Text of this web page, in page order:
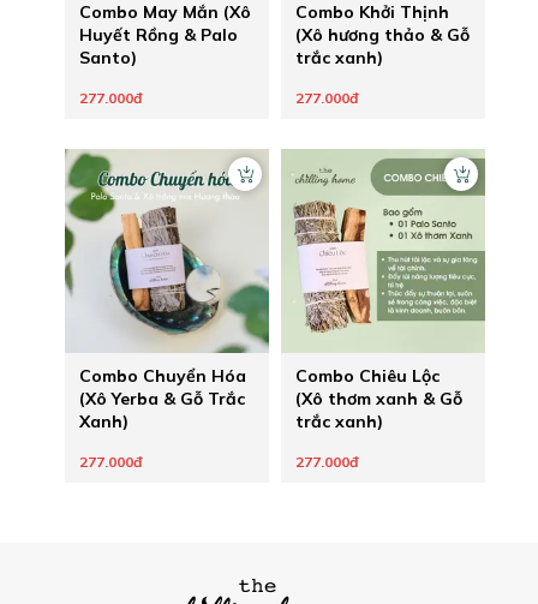
Combo May Mắn (Xô
Huyết Rồng & Palo
Santo)
277.000đ
Combo Khởi Thịnh
(Xô hương thảo & Gỗ
trắc xanh)
277.000đ
Combo Chuyển Hóa
(Xô Yerba & Gỗ Trắc
Xanh)
277.000đ
Combo Chiêu Lộc
(Xô thơm xanh & Gỗ
trắc xanh)
277.000đ